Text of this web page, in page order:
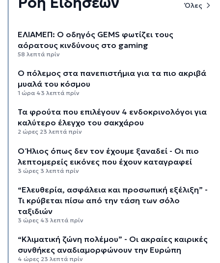
Όλες
ΕΛΙΑΜΕΠ: Ο οδηγός GEMS φωτίζει τους
αόρατους κινδύνους στο gaming
58 λεπτά πρίν
Ο πόλεμος στα πανεπιστήμια για τα πιο ακριβά
μυαλά του κόσμου
1 ώρα 43 λεπτά πρίν
Τα φρούτα που επιλέγουν 4 ενδοκρινολόγοι για
καλύτερο έλεγχο του σακχάρου
2 ώρες 23 λεπτά πρίν
Ο Ήλιος όπως δεν τον έχουμε ξαναδεί - Οι πιο
λεπτομερείς εικόνες που έχουν καταγραφεί
3 ώρες 3 λεπτά πρίν
“Ελευθερία, ασφάλεια και προσωπική εξέλιξη” -
Τι κρύβεται πίσω από την τάση των σόλο
ταξιδιών
3 ώρες 43 λεπτά πρίν
“Κλιματική ζώνη πολέμου” - Οι ακραίες καιρικές
συνθήκες αναδιαμορφώνουν την Ευρώπη
4 ώρες 23 λεπτά πρίν